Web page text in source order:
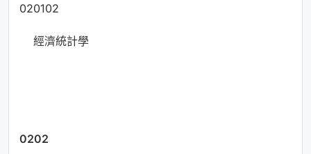
020102
經濟統計學
0202